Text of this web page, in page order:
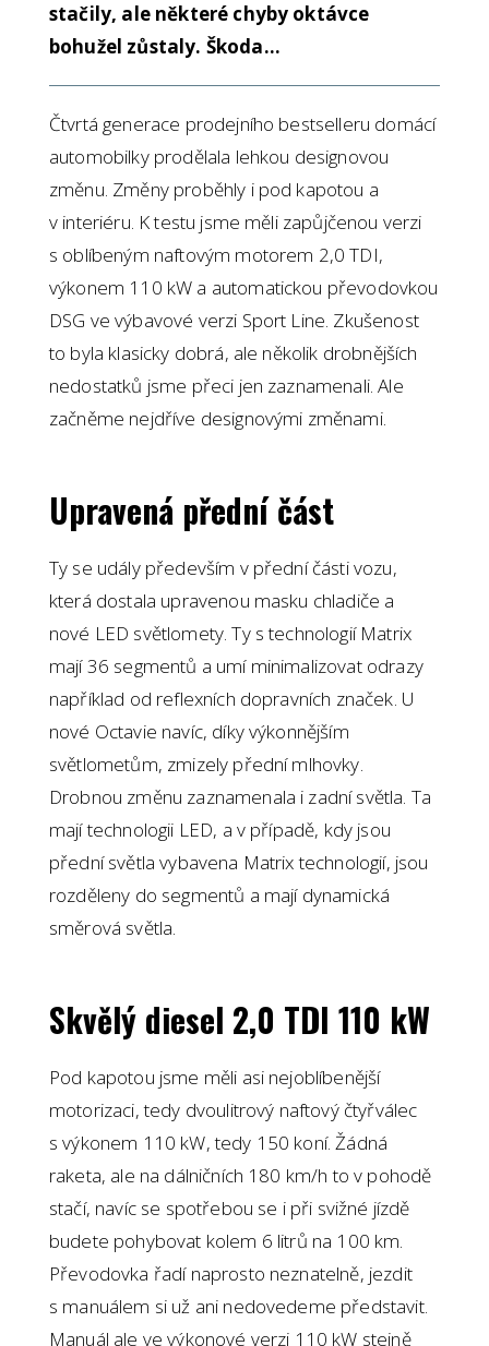
stačily, ale některé chyby oktávce
bohužel zůstaly. Škoda…
Čtvrtá generace prodejního bestselleru domácí
automobilky prodělala lehkou designovou
změnu. Změny proběhly i pod kapotou a
v interiéru. K testu jsme měli zapůjčenou verzi
s oblíbeným naftovým motorem 2,0 TDI,
výkonem 110 kW a automatickou převodovkou
DSG ve výbavové verzi Sport Line. Zkušenost
to byla klasicky dobrá, ale několik drobnějších
nedostatků jsme přeci jen zaznamenali. Ale
začněme nejdříve designovými změnami.
Upravená přední část
Ty se udály především v přední části vozu,
která dostala upravenou masku chladiče a
nové LED světlomety. Ty s technologií Matrix
mají 36 segmentů a umí minimalizovat odrazy
například od reflexních dopravních značek. U
nové Octavie navíc, díky výkonnějším
světlometům, zmizely přední mlhovky.
Drobnou změnu zaznamenala i zadní světla. Ta
mají technologii LED, a v případě, kdy jsou
přední světla vybavena Matrix technologií, jsou
rozděleny do segmentů a mají dynamická
směrová světla.
Skvělý diesel 2,0 TDI 110 kW
Pod kapotou jsme měli asi nejoblíbenější
motorizaci, tedy dvoulitrový naftový čtyřválec
s výkonem 110 kW, tedy 150 koní. Žádná
raketa, ale na dálničních 180 km/h to v pohodě
stačí, navíc se spotřebou se i při svižné jízdě
budete pohybovat kolem 6 litrů na 100 km.
Převodovka řadí naprosto neznatelně, jezdit
s manuálem si už ani nedovedeme představit.
Manuál ale ve výkonové verzi 110 kW stejně